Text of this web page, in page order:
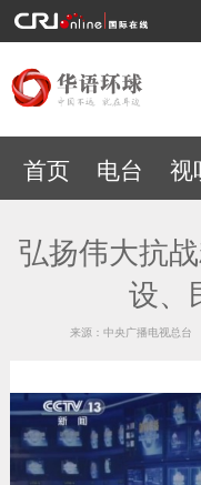
首页 电台 视
弘扬伟大抗
设、
来源：中央广播电视总台